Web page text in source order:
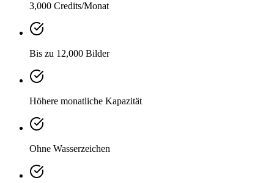
3,000 Credits/Monat
Bis zu 12,000 Bilder
Höhere monatliche Kapazität
Ohne Wasserzeichen